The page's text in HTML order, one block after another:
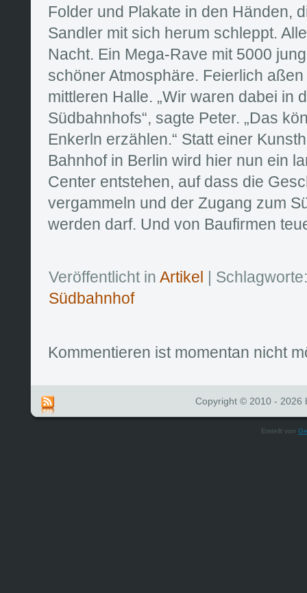
Folder und Plakate in den Händen,
Sandler mit sich herum schleppt.
Nacht. Ein Mega-Rave mit 5000
schöner Atmosphäre. Feierlich
mittleren Halle. „Wir waren dabei in
Südbahnhofs“, sagte Peter. „Das
Enkerln erzählen.“ Statt einer
Bahnhof in Berlin wird hier nun ein
Center entstehen, auf dass die
vergammeln und der Zugang zum
werden darf. Und von Baufirmen
Veröffentlicht in Artikel |
Südbahnhof
Kommentieren ist momentan nicht
Copyright © 2010 - 2026
Erstellt von